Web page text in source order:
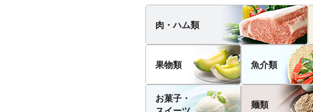
肉・ハム類
果物類 魚介類
お菓子・
麺類